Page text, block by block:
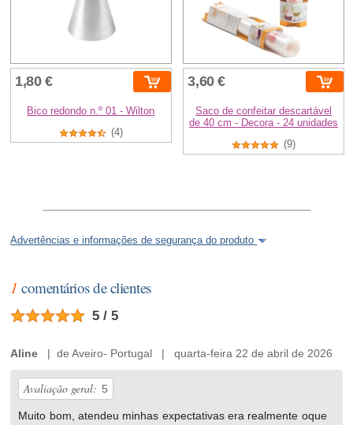
1,80 €
Bico redondo n.º 01 - Wilton
(4)
3,60 €
Saco de confeitar descartável
de 40 cm - Decora - 24 unidades
(9)
Advertências e informações de segurança do produto
1 comentários de clientes
5 / 5
Aline | de Aveiro- Portugal | quarta-feira 22 de abril de 2026
Avaliação geral: 5
Muito bom, atendeu minhas expectativas era realmente oque